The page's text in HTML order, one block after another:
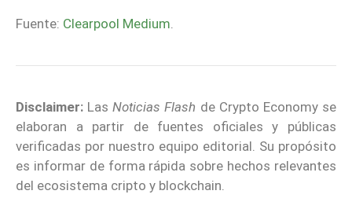
Fuente: Clearpool Medium.
Disclaimer: LasNoticias Flash de Crypto Economy se
elaboran a partir de fuentes oficiales y públicas
verificadas por nuestro equipo editorial. Su propósito
es informar de forma rápida sobre hechos relevantes
del ecosistema cripto y blockchain.